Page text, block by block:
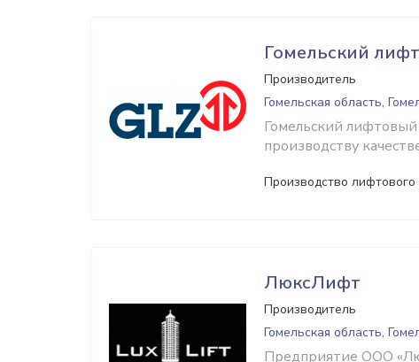
Гомельский
Производитель
Гомельская область,
Гомельский
производству
Производство лифтового
ЛюксЛифт
Производитель
Гомельская область,
Предприятие ООО